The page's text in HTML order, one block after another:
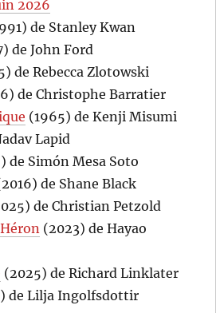
2026
de Stanley Kwan
de John Ford
de Rebecca Zlotowski
de Christophe Barratier
(1965) de Kenji Misumi
Lapid
de Simón Mesa Soto
de Shane Black
de Christian Petzold
(2023) de Hayao
(2025) de Richard Linklater
de Lilja Ingolfsdottir